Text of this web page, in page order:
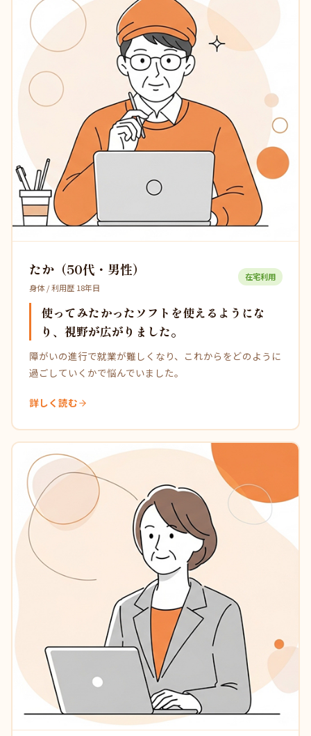
たか（50代・男性）
身体 / 利用歴 18年目
在宅利用
使ってみたかったソフトを使えるようにな
り、視野が広がりました。
障がいの進行で就業が難しくなり、これからをどのように
過ごしていくかで悩んでいました。
詳しく読む